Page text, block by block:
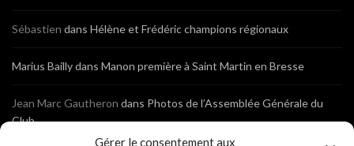
Gérer le consentement aux
Sébastien dans Hélène et Frédéric champions régionaux
Marius Baillydans Manon première à Saint Martin en Bresse
Jean Marc Gautheron dans Photos de l’Assemblée Générale du
Club